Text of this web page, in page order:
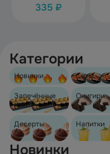
335 ₽
Категории
Новинки Сеты
Запечённые
роллы
Онигири
Десерты Напитки
Новинки